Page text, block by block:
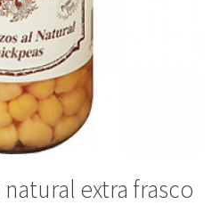
natural extra frasco